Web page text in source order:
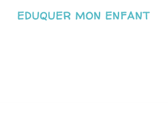
EDUQUER MON ENFANT